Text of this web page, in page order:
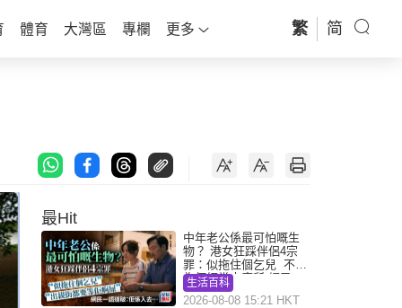
體育 大灣區 專欄 更多 繁 简
最Hit
中年老公係最可怕嘅生
物？ 港女狂踩伴侶4宗
罪：似拖住個乞兒 不解
為何經常去廁所 網民一
語道破
生活百科
2026-08-08 15:21 HKT